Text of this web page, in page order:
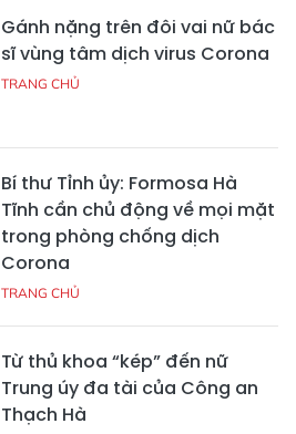
Gánh nặng trên đôi vai nữ bác
sĩ vùng tâm dịch virus Corona
TRANG CHỦ
Bí thư Tỉnh ủy: Formosa Hà
Tĩnh cần chủ động về mọi mặt
trong phòng chống dịch
Corona
TRANG CHỦ
Từ thủ khoa “kép” đến nữ
Trung úy đa tài của Công an
Thạch Hà